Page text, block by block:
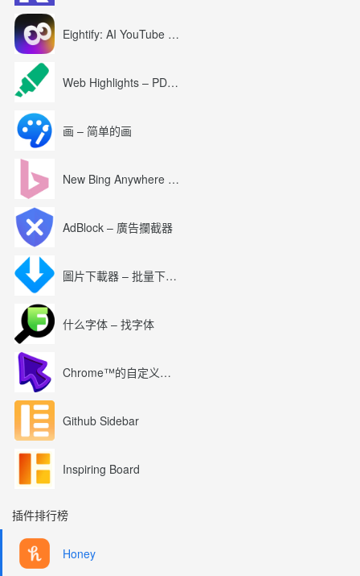
Eightify: AI YouTube Summary with ChatGPT
Web Highlights – PDF & Web Highlighter
画 – 简单的画
New Bing Anywhere (Bing Chat GPT-4)
AdBlock – 廣告攔截器
圖片下載器 – 批量下載圖片
什么字体 – 找字体
Chrome™的自定义光标
Github Sidebar
Inspiring Board
插件排行榜
Honey